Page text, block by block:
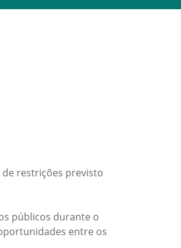
restrições previsto
públicos durante o
entre os